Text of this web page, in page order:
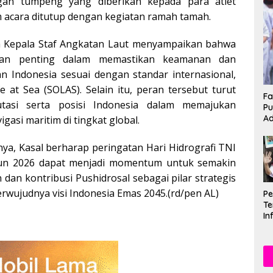
ditutup dengan kegiatan ramah tamah.
Staf Angkatan Laut menyampaikan bahwa
penting dalam memastikan keamanan dan
Indonesia sesuai dengan standar internasional,
at Sea (SOLAS). Selain itu, peran tersebut turut
serta posisi Indonesia dalam memajukan
maritim di tingkat global.
Kasal berharap peringatan Hari Hidrografi TNI
2026 dapat menjadi momentum untuk semakin
kontribusi Pushidrosal sebagai pilar strategis
visi Indonesia Emas 2045.(rd/pen AL)